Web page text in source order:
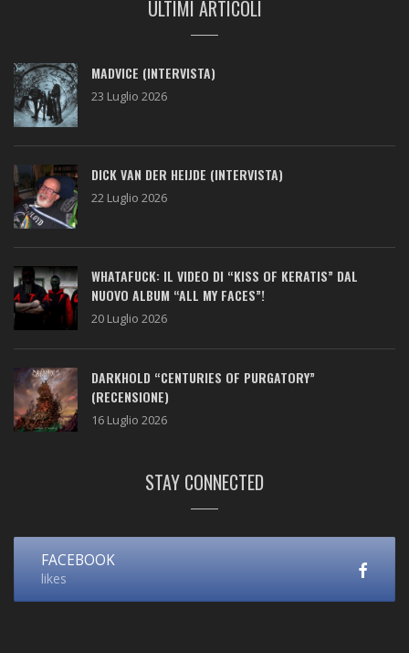
ULTIMI ARTICOLI
MADVICE (INTERVISTA)
23 Luglio 2026
DICK VAN DER HEIJDE (INTERVISTA)
22 Luglio 2026
WHATAFUCK: IL VIDEO DI “KISS OF KERATIS” DAL
NUOVO ALBUM “ALL MY FACES”!
20 Luglio 2026
DARKHOLD “CENTURIES OF PURGATORY”
(RECENSIONE)
16 Luglio 2026
STAY CONNECTED
FACEBOOK
likes